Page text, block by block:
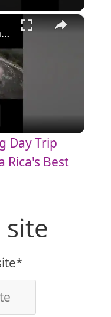
×
🌊 White Water Rafting Day Trip from San José — Costa Rica's Best Adventure 🇨🇷
Day Trip
Rica's Best
site